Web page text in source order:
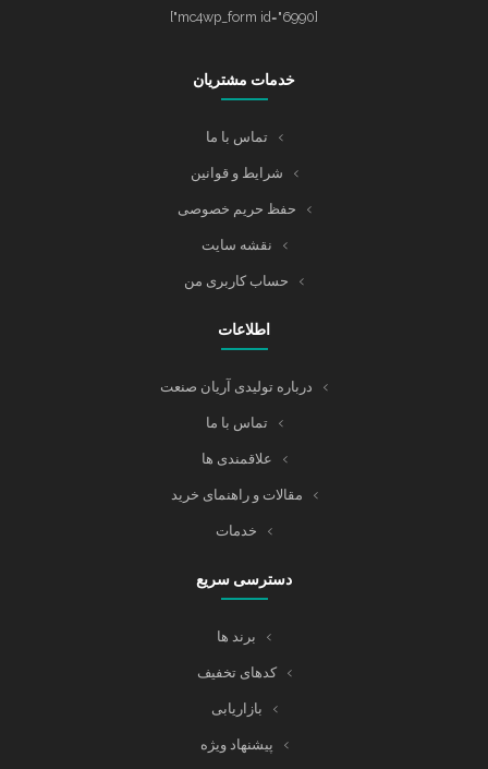
[mc4wp_form id="6990"]
خدمات مشتریان
تماس با ما
شرایط و قوانین
حفظ حریم خصوصی
نقشه سایت
حساب کاربری من
اطلاعات
درباره تولیدی آریان صنعت
تماس با ما
علاقمندی ها
مقالات و راهنمای خرید
خدمات
دسترسی سریع
برند ها
کدهای تخفیف
بازاریابی
پیشنهاد ویژه